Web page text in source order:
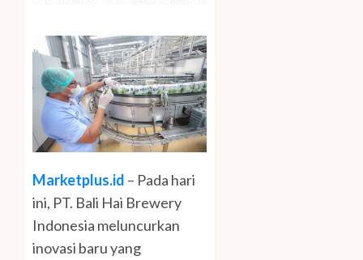
Marketplus.id – Pada hari
ini, PT. Bali Hai Brewery
Indonesia meluncurkan
inovasi baru yang